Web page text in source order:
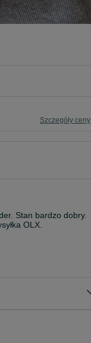
Szczegóły ceny
Stan bardzo dobry.
OLX.